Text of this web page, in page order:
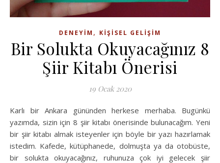
DENEYIM , KIŞISEL GELIŞIM
Bir Solukta Okuyacağınız 8
Şiir Kitabı Önerisi
19 Ocak 2020
Karlı bir Ankara gününden herkese merhaba. Bugünkü
yazımda, sizin için 8 şiir kitabı önerisinde bulunacağım. Yeni
bir şiir kitabı almak isteyenler için böyle bir yazı hazırlamak
istedim. Kafede, kütüphanede, dolmuşta ya da otobüste,
bir solukta okuyacağınız, ruhunuza çok iyi gelecek şiir